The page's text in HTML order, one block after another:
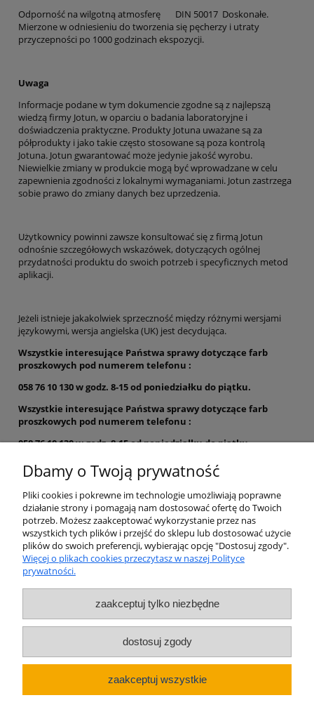
Odporność na wilgotną atmosferę DIN 50017 Doskonałe.
Mierzone w odniesieniu do tworzenia się pęcherzy i utraty
przyczepności po 1000 godzinach ekspozycji.
Uwaga
Informacje podane w tym dokumencie zgodne są z najlepszą
wiedzą firmy Jotun, w oparciu o badania laboratoryjne i
doświadczenia praktyczne. Produkty Jotuna uważane są za
półprodukty i jako takie często stosowane są poza kontrolą
Jotuna. Jotun gwarantować może jedynie jakość wyrobu.
Niewielkie zmiany w produkcie mogą być wprowadzane w celu
zapewnienia zgodności z lokalnymi wymaganiami. Jotun zastrzega
sobie prawo do zmiany danych bez uprzedzenia.
Użytkownicy powinni zawsze konsultować się z firmą Jotun
odnośnie szczegółowych wskazówek, dotyczących ogólnej
przydatności produktu do swoich potrzeb i specyficznych metod
aplikacji.
Jeżeli istnieje jakakolwiek sprzeczność między różnymi wersjami
językowymi, wersja angielska (UK) jest decydująca.
Wszystkie interesujące Państwa sprawy dotyczące farb
proszkowych pod numerem telefonu :
058 76 10 130 w godz. 8-15 od poniedziałku do piątku.
Wszystkie interesujące Państwa sprawy dotyczące farb
proszkowych pod numerem telefonu :
058 76 10 130 w godz. 8-15 od poniedziałku do piątku.
Pomoc
Dostawa Towarów
Jotun poradnik ekspercki
Dodatkowe informacje o produktach
O firmie
Sklep internetowy Olicon Delta sp. z o.o. –
farby Jotun do dachów, metalu i drewna.
Dbamy o Twoją prywatność
Pliki cookies i pokrewne im technologie umożliwiają poprawne
działanie strony i pomagają nam dostosować ofertę do Twoich
potrzeb. Możesz zaakceptować wykorzystanie przez nas
wszystkich tych plików i przejść do sklepu lub dostosować użycie
plików do swoich preferencji, wybierając opcję "Dostosuj zgody".
Więcej o plikach cookies przeczytasz w naszej Polityce
prywatności.
zaakceptuj tylko niezbędne
dostosuj zgody
zaakceptuj wszystkie